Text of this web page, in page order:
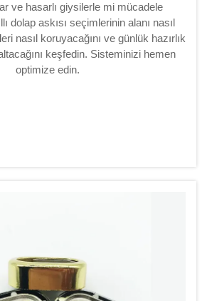
ve hasarlı giysilerle mi mücadele
dolap askısı seçimlerinin alanı nasıl
nasıl koruyacağını ve günlük hazırlık
keşfedin. Sisteminizi hemen
optimize edin.